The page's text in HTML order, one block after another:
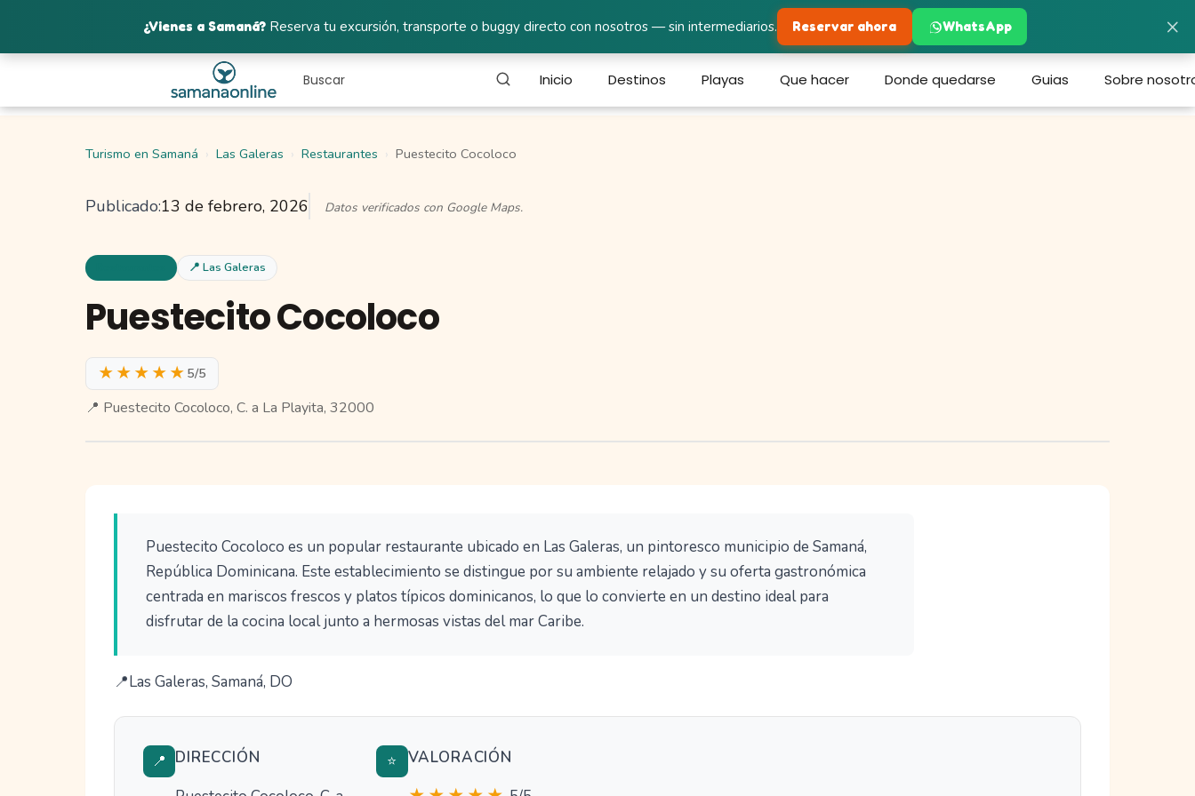
Inicio Destinos Playas Que hacer Donde quedarse Guias Sobre
Turismo en Samaná Las Galeras Restaurantes Puestecito Cocoloco
Publicado:13 de febrero, 2026 Datos verificados con Google Maps.
📍 Las Galeras
Puestecito Cocoloco
★★★★★ 5/5
📍 Puestecito Cocoloco, C. a La Playita, 32000
Puestecito Cocoloco es un popular restaurante ubicado en Las Galeras, un pintoresco municipio de Samaná,
República Dominicana. Este establecimiento se distingue por su ambiente relajado y su oferta gastronómica
centrada en mariscos frescos y platos típicos dominicanos, lo que lo convierte en un destino ideal para
disfrutar de la cocina local junto a hermosas vistas del mar Caribe.
Las Galeras, Samaná, DO
📍 DIRECCIÓN
⭐ VALORACIÓN
×
¿Vienes a Samaná?Reserva tu excursión, transporte o buggy directo con nosotros — sin intermediarios. Reservar ahora WhatsApp